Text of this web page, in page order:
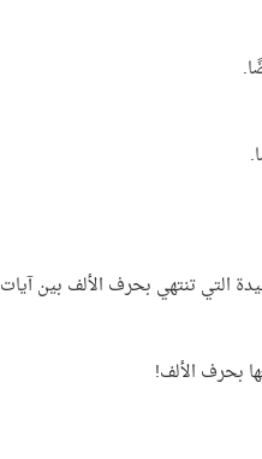
بحرف الألف!